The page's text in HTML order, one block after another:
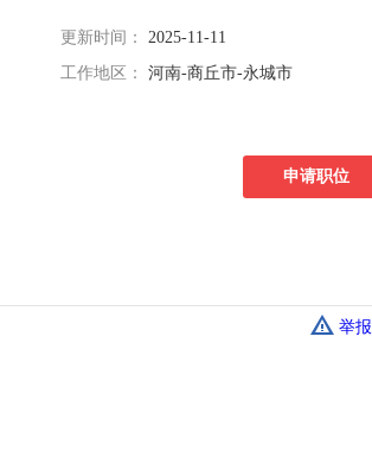
更新时间：
2025-11-11
工作地区：
河南-商丘市-永城市
申请职位
举报